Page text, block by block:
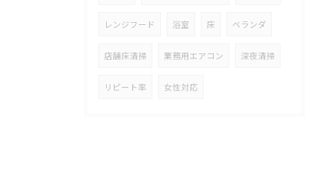
レンジフード 浴室 床 ベランダ
店舗床清掃 業務用エアコン 深夜清掃
リピート率 女性対応